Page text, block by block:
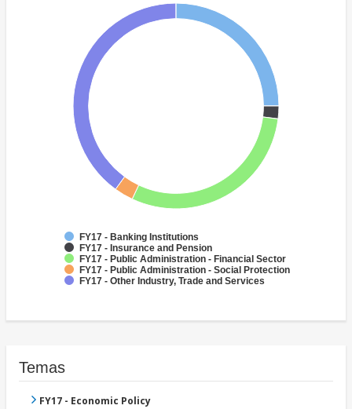
FY17 - Banking Institutions
FY17 - Insurance and Pension
FY17 - Public Administration - Financial Sector
FY17 - Public Administration - Social Protection
FY17 - Other Industry, Trade and Services
Temas
FY17 - Economic Policy